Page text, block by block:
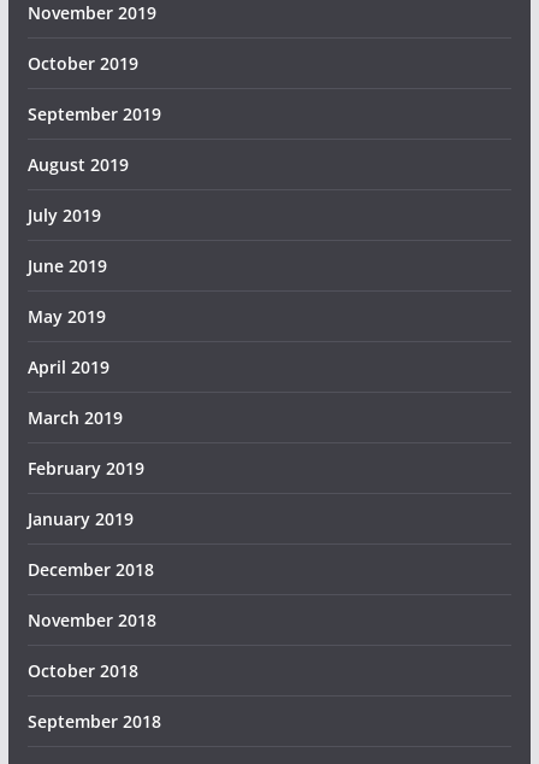
November 2019
October 2019
September 2019
August 2019
July 2019
June 2019
May 2019
April 2019
March 2019
February 2019
January 2019
December 2018
November 2018
October 2018
September 2018